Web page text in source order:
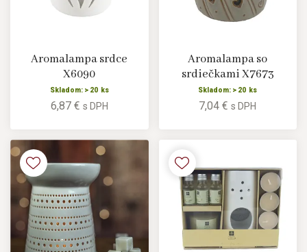
Aromalampa srdce
X6090
Skladom: > 20 ks
6,87 € s DPH
Aromalampa so
srdiečkami X7673
Skladom: > 20 ks
7,04 €s DPH